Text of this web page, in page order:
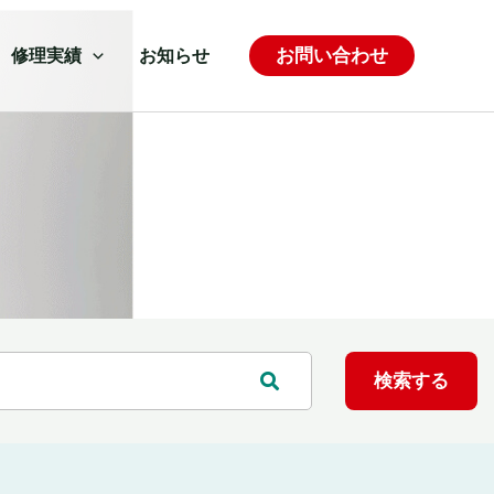
修理実績 お知らせ お問い合わせ